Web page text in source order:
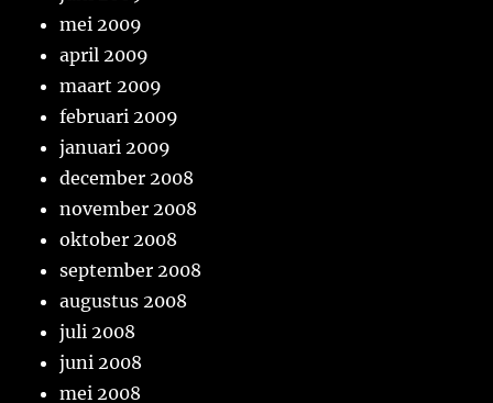
mei 2009
april 2009
maart 2009
februari 2009
januari 2009
december 2008
november 2008
oktober 2008
september 2008
augustus 2008
juli 2008
juni 2008
mei 2008